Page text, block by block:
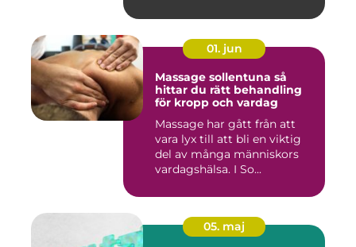
01. jun
Massage sollentuna så
hittar du rätt behandling
för kropp och vardag
Massage har gått från att
vara lyx till att bli en viktig
del av många människors
vardagshälsa. I So...
05. maj